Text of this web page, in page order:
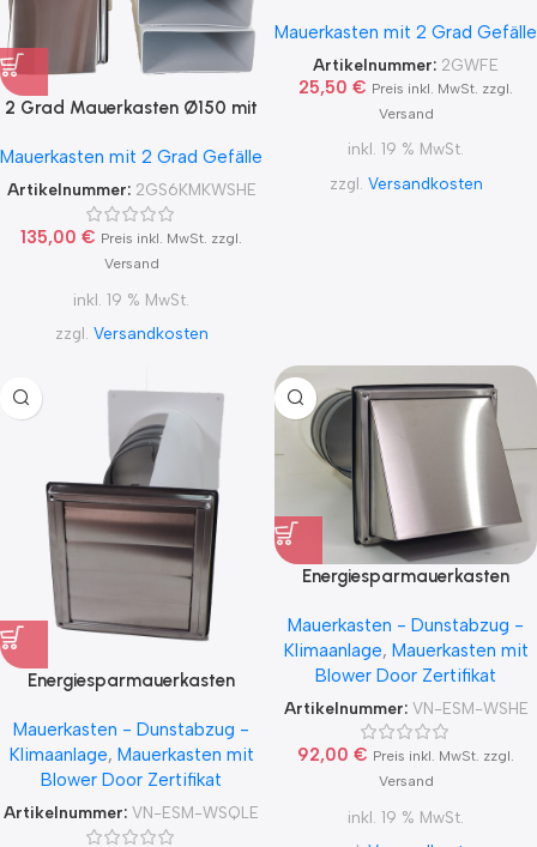
2 Grad Mauerkasten Ø150 mit
Wetterschutzgitter, runter zur
Haube mit Aluflex
Mauerkasten mit 2 Grad Gefälle
Artikelnummer: 2GS6KMKWSHE
135,00 € Preis inkl. MwSt. zzgl.
Versand
inkl. 19 % MwSt.
zzgl. Versandkosten
Mauerkasten mit 2 Grad Gefälle
Artikelnummer: 2GWFE
25,50 € Preis inkl. MwSt. zzgl.
Versand
inkl. 19 % MwSt.
zzgl. Versandkosten
Energiesparmauerkasten
Zertifikat mit Edelstahl
Lamellen Außengitter Ø100;
Ø125; Ø150
Mauerkasten - Dunstabzug -
Klimaanlage, Mauerkasten mit
Blower Door Zertifikat
Artikelnummer: VN-ESM-WSQLE
Energiesparmauerkasten
Zertifikat mit Edelstahl
Lamellen Außengitter Ø100;
Ø125; Ø150
Mauerkasten - Dunstabzug -
Klimaanlage, Mauerkasten mit
Blower Door Zertifikat
Artikelnummer: VN-ESM-WSHE
92,00 € Preis inkl. MwSt. zzgl.
Versand
inkl. 19 % MwSt.